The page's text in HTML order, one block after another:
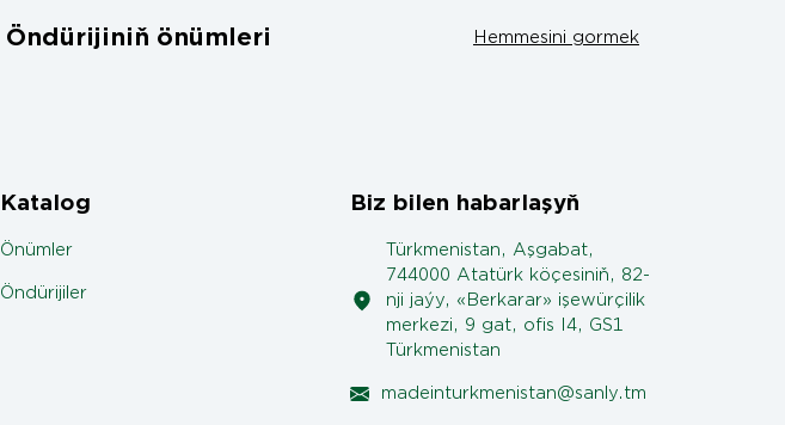
Öndürijiniň önümleri Hemmesini gormek
Katalog
Önümler
Öndürijiler
Biz bilen habarlaşyň
Türkmenistan, Aşgabat,
744000 Atatürk köçesiniň, 82-
nji jaýy, «Berkarar» işewürçilik
merkezi, 9 gat, ofis I4, GS1
Türkmenistan
madeinturkmenistan@sanly.tm